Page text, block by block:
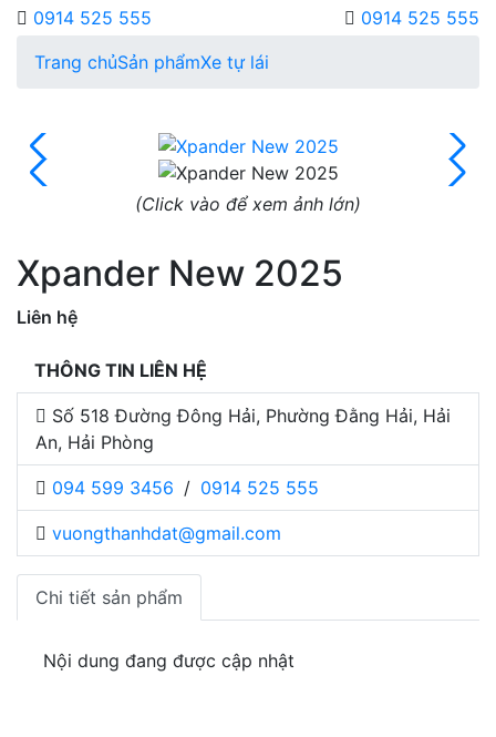
0914 525 555
0914 525 555
Trang chủSản phẩmXe tự lái
(Click vào để xem ảnh lớn)
Xpander New 2025
Liên hệ
THÔNG TIN LIÊN HỆ
Số 518 Đường Đông Hải, Phường Đằng Hải, Hải
An, Hải Phòng
094 599 3456 / 0914 525 555
vuongthanhdat@gmail.com
Chi tiết sản phẩm
Nội dung đang được cập nhật